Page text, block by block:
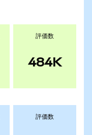
評価数
484K
評価数